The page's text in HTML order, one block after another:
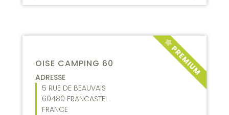
OISE CAMPING 60
ADRESSE
5 RUE DE BEAUVAIS
60480 FRANCASTEL
FRANCE